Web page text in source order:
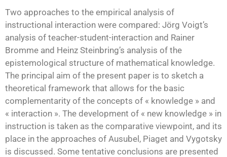
Two approaches to the empirical analysis of
instructional interaction were compared: Jörg Voigt’s
analysis of teacher-student-interaction and Rainer
Bromme and Heinz Steinbring’s analysis of the
epistemological structure of mathematical knowledge.
The principal aim of the present paper is to sketch a
theoretical framework that allows for the basic
complementarity of the concepts of « knowledge » and
« interaction ». The development of « new knowledge » in
instruction is taken as the comparative viewpoint, and its
place in the approaches of Ausubel, Piaget and Vygotsky
is discussed. Some tentative conclusions are presented